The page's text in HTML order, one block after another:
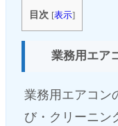
目次 [表示]
業務用エア
業務用エアコン
び・クリーニン